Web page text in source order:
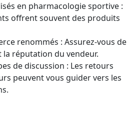
en pharmacologie sportive :
offrent souvent des produits
renommés : Assurez-vous de
la réputation du vendeur.
de discussion : Les retours
peuvent vous guider vers les